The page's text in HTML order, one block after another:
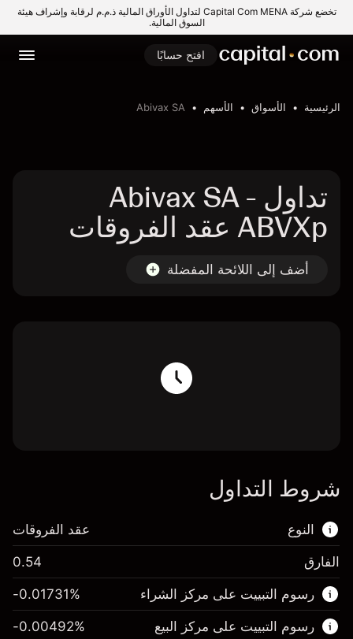
تخضع شركة Capital Com MENA لتداول الأوراق المالية ذ.م.م لرقابة وإشراف هيئة
السوق المالية.
افتح حسابًا
الرئيسية الأسواق الأسهم Abivax SA
تداول Abivax SA -
ABVXp عقد الفروقات
أضف إلى اللائحة المفضلة
شروط التداول
النوع
هذا السوق المالي متاح للتداول من خلال عقود
الفروقات.
اعرف المزيد عن:
عقد الفروقات
الفارق 0.54
رسوم التبييت على مركز الشراء -0.01731%
رسوم التبييت على مركز البيع -0.00492%